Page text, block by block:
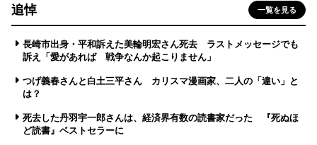
追悼 一覧を見る
長崎市出身・平和訴えた美輪明宏さん死去 ラストメッセージでも
訴え「愛があれば 戦争なんか起こりません」
つげ義春さんと白土三平さん カリスマ漫画家、二人の「違い」と
は？
死去した丹羽宇一郎さんは、経済界有数の読書家だった 『死ぬほ
ど読書』ベストセラーに